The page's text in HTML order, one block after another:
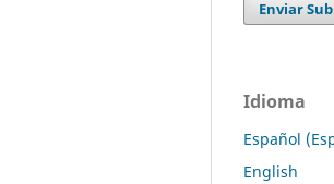
Enviar
Idioma
Español
English